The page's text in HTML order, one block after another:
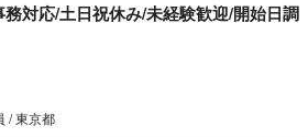
対応/土日祝休み/未経験歓迎/開始日調
/ 東京都